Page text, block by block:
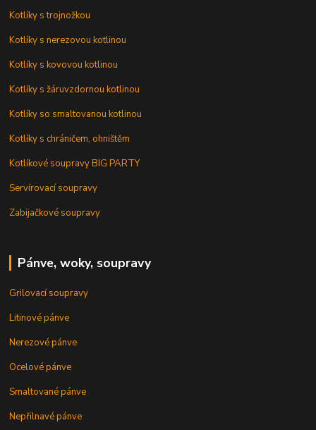
Kotlíky s trojnožkou
Kotlíky s nerezovou kotlinou
Kotlíky s kovovou kotlinou
Kotlíky s žáruvzdornou kotlinou
Kotlíky so smaltovanou kotlinou
Kotlíky s chráničem, ohništěm
Kotlíkové soupravy BIG PARTY
Servírovací soupravy
Zabijačkové soupravy
Pánve, woky, soupravy
Grilovací soupravy
Litinové pánve
Nerezové pánve
Ocelové pánve
Smaltované pánve
Nepřilnavé pánve